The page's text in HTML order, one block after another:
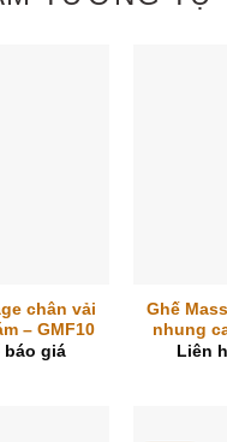
chân vải
– GMF10
báo giá
Ghế
nhung
Liên